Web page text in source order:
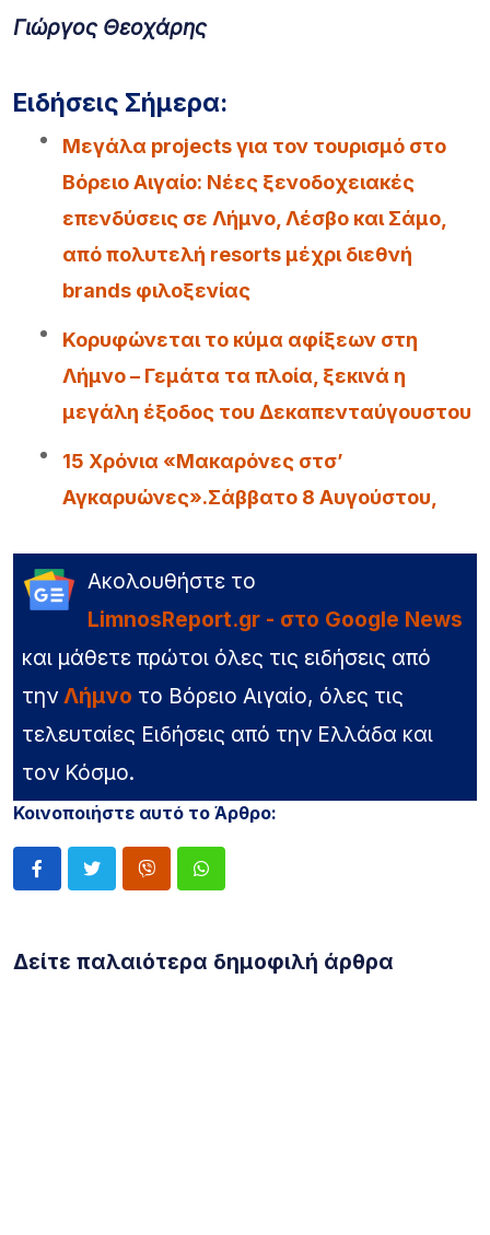
Γιώργος Θεοχάρης
Ειδήσεις Σήμερα:
Μεγάλα projects για τον τουρισμό στο
Βόρειο Αιγαίο: Νέες ξενοδοχειακές
επενδύσεις σε Λήμνο, Λέσβο και Σάμο,
από πολυτελή resorts μέχρι διεθνή
brands φιλοξενίας
Κορυφώνεται το κύμα αφίξεων στη
Λήμνο – Γεμάτα τα πλοία, ξεκινά η
μεγάλη έξοδος του Δεκαπενταύγουστου
15 Χρόνια «Μακαρόνες στσ’
Αγκαρυώνες».Σάββατο 8 Αυγούστου,
Ακολουθήστε το
LimnosReport.gr - στο Google News
και μάθετε πρώτοι όλες τις ειδήσεις από
την Λήμνο το Βόρειο Αιγαίο, όλες τις
τελευταίες Ειδήσεις από την Ελλάδα και
τον Κόσμο.
Κοινοποιήστε αυτό το Άρθρο:
Δείτε παλαιότερα δημοφιλή άρθρα